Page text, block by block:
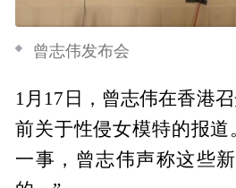
曾志伟发布会
1月17日，曾志伟在香港
前关于性侵女模特的报道
一事，曾志伟声称这些